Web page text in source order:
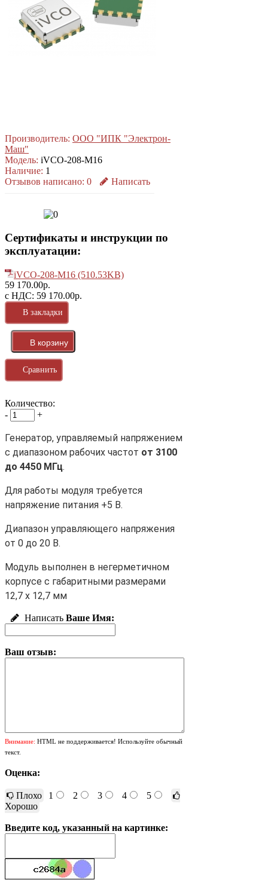
Производитель: ООО "ИПК "Электрон-
Маш"
Модель: iVCO-208-M16
Наличие: 1
Отзывов написано: 0 Написать
Сертификаты и инструкции по
эксплуатации:
iVCO-208-M16 (510.53KB)
59 170.00р.
с НДС: 59 170.00р.
В закладки
Сравнить
Количество:
-
+
Генератор, управляемый напряжением
с диапазоном рабочих частот от 3100
до 4450 МГц.
Для работы модуля требуется
напряжение питания +5 В.
Диапазон управляющего напряжения
от 0 до 20 В.
Модуль выполнен в негерметичном
корпусе с габаритными размерами
12,7 х 12,7 мм
Написать Ваше Имя:
Ваш отзыв:
Внимание: HTML не поддерживается! Используйте обычный
текст.
Оценка:
Плохо 1 2 3 4
5
Хорошо
Введите код, указанный на картинке: